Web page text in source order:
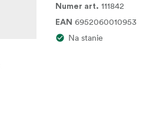
Numer art. 111842
EAN 6952060010953
Na stanie